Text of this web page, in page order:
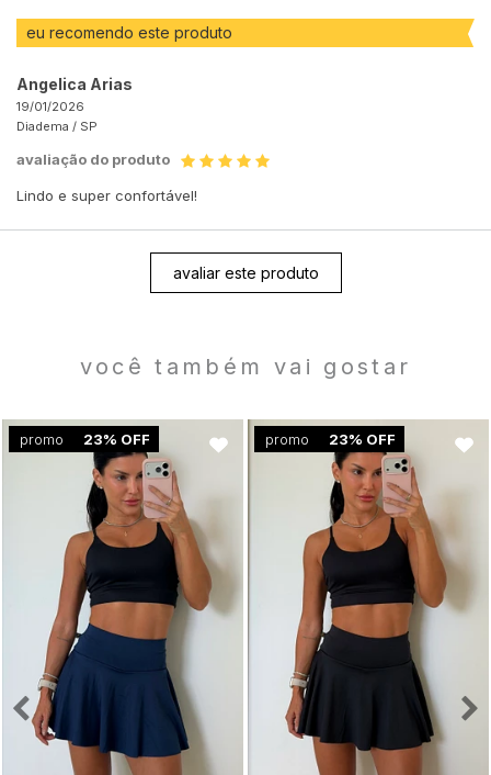
eu recomendo este produto
Angelica Arias
19/01/2026
Diadema / SP
avaliação do produto
Lindo e super confortável!
avaliar este produto
você também vai gostar
promo 23% OFF promo 23% OFF